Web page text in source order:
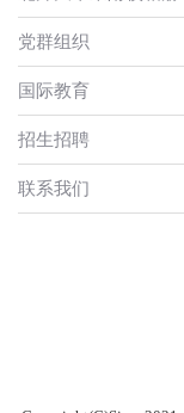
党群组织
国际教育
招生招聘
联系我们